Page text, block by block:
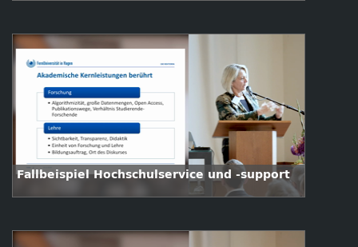
Fallbeispiel Hochschulservice und -support